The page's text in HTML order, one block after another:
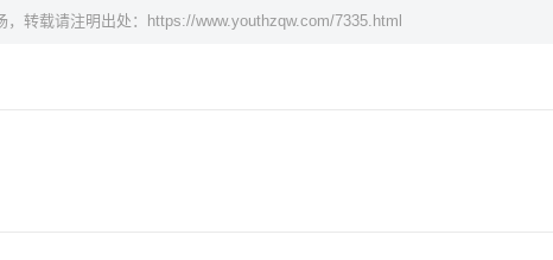
转载请注明出处： https://www.youthzqw.com/7335.html